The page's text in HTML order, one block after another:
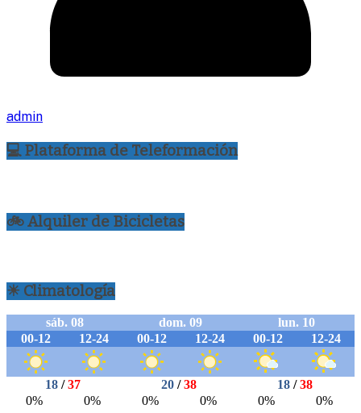
admin
💻 Plataforma de Teleformación
🚲 Alquiler de Bicicletas
☀ Climatología